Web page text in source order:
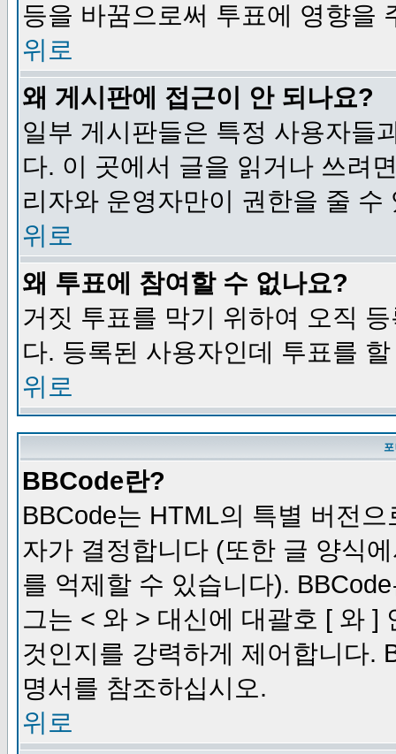
등을 바꿈으로써 투표에 영향을
위로
왜 게시판에 접근이 안 되나요?
일부 게시판들은 특정 사용자들
다. 이 곳에서 글을 읽거나 쓰려
리자와 운영자만이 권한을 줄
위로
왜 투표에 참여할 수 없나요?
거짓 투표를 막기 위하여 오직
다. 등록된 사용자인데 투표를
위로
BBCode란?
BBCode는 HTML의 특별 버전
자가 결정합니다 (또한 글 양식
를 억제할 수 있습니다).
그는 < 와 > 대신에 대괄호 [ 와 ]
것인지를 강력하게 제어합니다.
명서를 참조하십시오.
위로